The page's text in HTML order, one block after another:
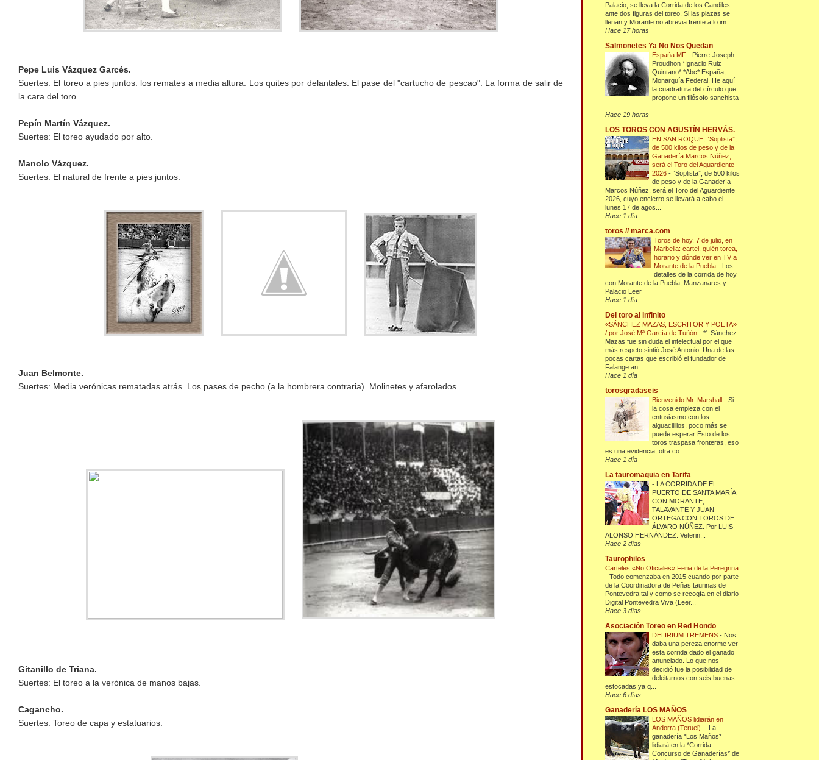
Pepe Luis Vázquez Garcés.
Suertes: El toreo a pies juntos. los remates a media altura. Los quites por delantales. El pase del "cartucho de pescao". La forma de salir de
la cara del toro.
Pepín Martín Vázquez.
Suertes: El toreo ayudado por alto.
Manolo Vázquez.
Suertes: El natural de frente a pies juntos.
Juan Belmonte.
Suertes: Media verónicas rematadas atrás. Los pases de pecho (a la hombrera contraria). Molinetes y afarolados.
Gitanillo de Triana.
Suertes: El toreo a la verónica de manos bajas.
Cagancho.
Suertes: Toreo de capa y estatuarios.
Palacio, se lleva la Corrida de los Candiles
ante dos figuras del toreo. Si las plazas se
llenan y Morante no abrevia frente a lo im...
Hace 17 horas
Salmonetes Ya No Nos Quedan
España MF- Pierre-Joseph
Proudhon *Ignacio Ruiz
Quintano* *Abc* España,
Monarquía Federal. He aquí
la cuadratura del círculo que
propone un filósofo sanchista
Hace 19 horas
LOS TOROS CON AGUSTÍN HERVÁS.
EN SAN ROQUE, “Soplista”,
de 500 kilos de peso y de la
Ganadería Marcos Núñez,
será el Toro del Aguardiente
2026-“Soplista”, de 500 kilos
de peso y de la Ganadería
Marcos Núñez, será el Toro del Aguardiente
2026, cuyo encierro se llevará a cabo el
lunes 17 de agos...
Hace 1 día
toros // marca.com
Toros de hoy, 7 de julio, en
Marbella: cartel, quién torea,
horario y dónde ver en TV a
Morante de la Puebla- Los
detalles de la corrida de hoy
con Morante de la Puebla, Manzanares y
Palacio Leer
Hace 1 día
Del toro al infinito
«SÁNCHEZ MAZAS, ESCRITOR Y POETA»
/ por José Mª García de Tuñón-*'..Sánchez
Mazas fue sin duda el intelectual por el que
más respeto sintió José Antonio. Una de las
pocas cartas que escribió el fundador de
Falange an...
Hace 1 día
torosgradaseis
Bienvenido Mr. Marshall-Si
la cosa empieza con el
entusiasmo con los
alguacilillos, poco más se
puede esperar Esto de los
toros traspasa fronteras, eso
es una evidencia; otra co...
Hace 1 día
La tauromaquia en Tarifa
- LA CORRIDA DE EL
PUERTO DE SANTA MARÍA
CON MORANTE,
TALAVANTE Y JUAN
ORTEGA CON TOROS DE
ÁLVARO NÚÑEZ. Por LUIS
ALONSO HERNÁNDEZ. Veterin...
Hace 2 días
Taurophilos
Carteles «No Oficiales» Feria de la Peregrina
-Todo comenzaba en 2015 cuando por parte
de la Coordinadora de Peñas taurinas de
Pontevedra tal y como se recogía en el diario
Digital Pontevedra Viva (Leer...
Hace 3 días
Asociación Toreo en Red Hondo
DELIRIUM TREMENS- Nos
daba una pereza enorme ver
esta corrida dado el ganado
anunciado. Lo que nos
decidió fue la posibilidad de
deleitarnos con seis buenas
estocadas ya q...
Hace 6 días
Ganadería LOS MAÑOS
LOS MAÑOS lidiarán en
Andorra (Teruel).- La
ganadería *Los Maños*
lidiará en la *Corrida
Concurso de Ganaderías* de